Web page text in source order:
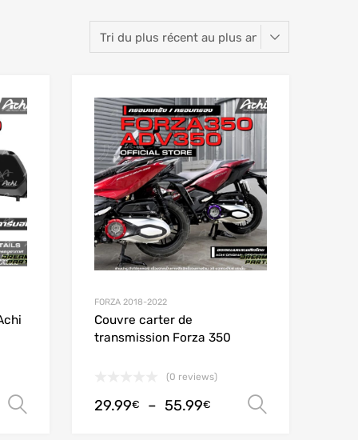
Add to Wishlist
Add to Compare
Choix des options
FORZA 2018-2022
Couvre carter de
transmission Forza 350
(0 reviews)
29.99€ – 55.99€